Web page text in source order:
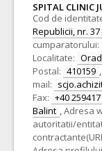
SPITAL CLINIC
Cod de
Republicii, nr. 37
cumparatorului:
Localitate:
Postal: 410159 ,
mail:
Fax: +40
Balint ,Adresa
autoritatii/